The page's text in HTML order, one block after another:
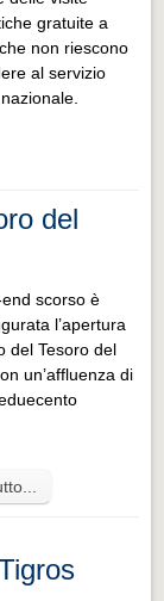
gratuite a
non riescono
al servizio
del
scorso è
l’apertura
del Tesoro del
un’affluenza di